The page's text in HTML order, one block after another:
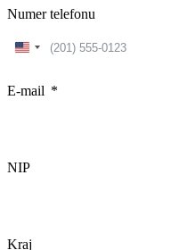
Numer telefonu
United
E-mail
NIP
Kraj